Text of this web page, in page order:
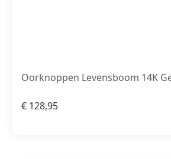
Oorknoppen Levensboom 14K
€ 128,95